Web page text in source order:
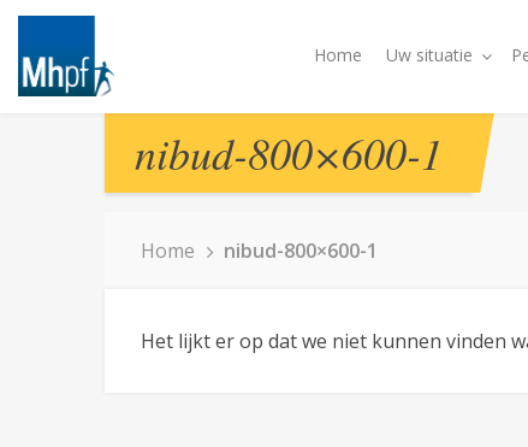
Home Uw situatie
nibud-800×600-1
Home nibud-800×600-1
Het lijkt er op dat we niet kunnen vinden